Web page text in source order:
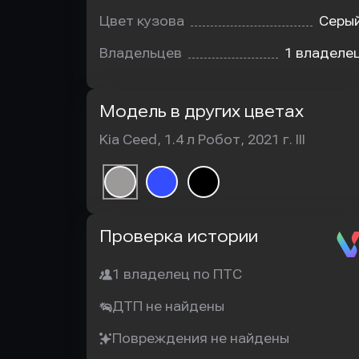
Цвет кузова
Владельцев 1
Модель в других цветах
Kia Ceed, 1.4 л Робот, 2021 г. III
Проверка истории
1 владелец по ПТС
ДТП не найдены
Повреждения не найдены